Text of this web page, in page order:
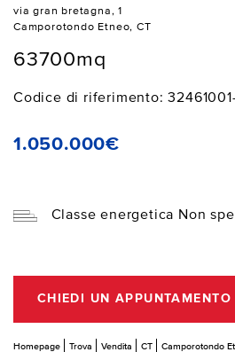
via gran bretagna, 1
Camporotondo Etneo, CT
63700mq
Codice di riferimento:
1.050.000€
Classe energetica Non
CHIEDI UN APPUNTAMENTO
Homepage Trova Vendita CT Camporotondo